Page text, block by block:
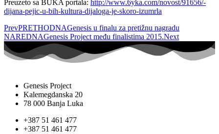
Preuzeto sa BUKA portala: http://www.6yka.com/novost/91656/-
dijana-pejic-u-bih-kultura-dijaloga-je-skoro-izumrla
PrevPRETHODNAGenesis u finalu za pretižnu nagradu
NAREDNAGenesis Project među finalistima 2015.Next
Genesis Project
Kalemegdanska 20
78 000 Banja Luka
+387 51 461 477
+387 51 461 477